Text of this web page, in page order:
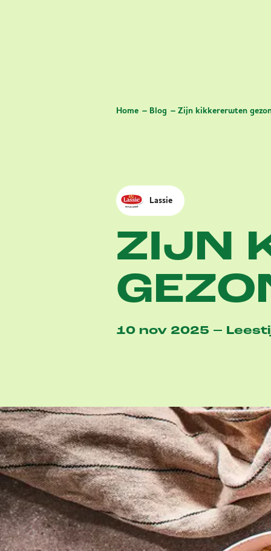
Home Blog Zijn kikkererwten
Lassie
ZIJN
10 nov 2025 –